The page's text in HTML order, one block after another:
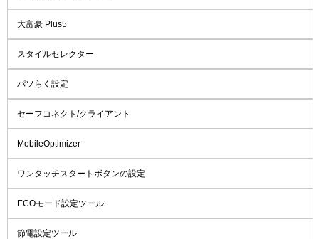
大富豪 Plus5
スタイルセレクター
パソらく設定
セーフコネクト/クライアント
MobileOptimizer
ワンタッチスタートボタンの設定
ECOモード設定ツール
節電設定ツール